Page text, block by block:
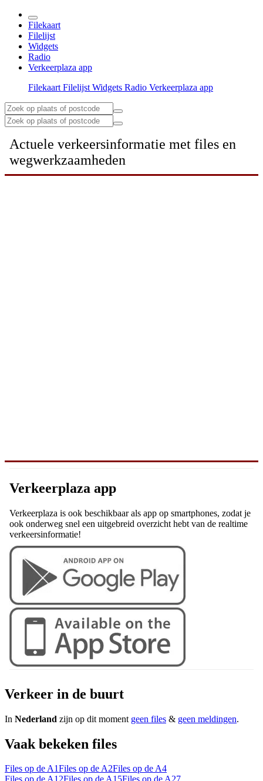
Filekaart
Filelijst
Widgets
Radio
Verkeerplaza app
Filekaart Filelijst Widgets Radio Verkeerplaza app
Actuele verkeersinformatie met files en
wegwerkzaamheden
Verkeerplaza app
Verkeerplaza is ook beschikbaar als app op smartphones, zodat je
ook onderweg snel een uitgebreid overzicht hebt van de realtime
verkeersinformatie!
Verkeer in de buurt
In Nederland zijn op dit moment geen files & geen meldingen.
Vaak bekeken files
Files op de A1Files op de A2Files op de A4